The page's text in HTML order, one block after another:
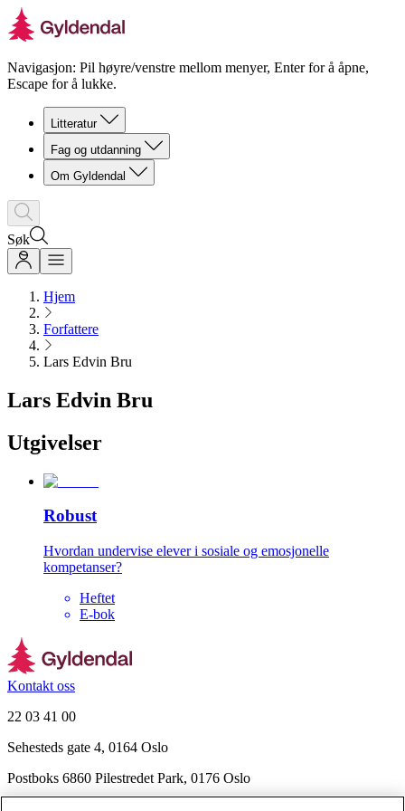
Navigasjon: Pil høyre/venstre mellom menyer, Enter for å åpne,
Escape for å lukke.
Litteratur
Fag og utdanning
Om Gyldendal
Søk
Hjem
Forfattere
Lars Edvin Bru
Lars Edvin Bru
Utgivelser
Robust
Hvordan undervise elever i sosiale og emosjonelle
kompetanser?
Heftet
E-bok
Kontakt oss
22 03 41 00
Sehesteds gate 4, 0164 Oslo
Postboks 6860 Pilestredet Park, 0176 Oslo